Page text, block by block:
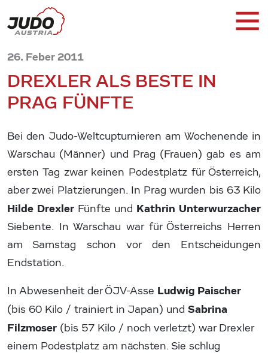
26. Feber 2011
DREXLER ALS BESTE IN
PRAG FÜNFTE
Bei den Judo-Weltcupturnieren am Wochenende in
Warschau (Männer) und Prag (Frauen) gab es am
ersten Tag zwar keinen Podestplatz für Österreich,
aber zwei Platzierungen. In Prag wurden bis 63 Kilo
Hilde Drexler Fünfte und Kathrin Unterwurzacher
Siebente. In Warschau war für Österreichs Herren
am Samstag schon vor den Entscheidungen
Endstation.
In Abwesenheit der ÖJV-Asse Ludwig Paischer
(bis 60 Kilo / trainiert in Japan) und Sabrina
Filzmoser (bis 57 Kilo / noch verletzt) war Drexler
einem Podestplatz am nächsten. Sie schlug